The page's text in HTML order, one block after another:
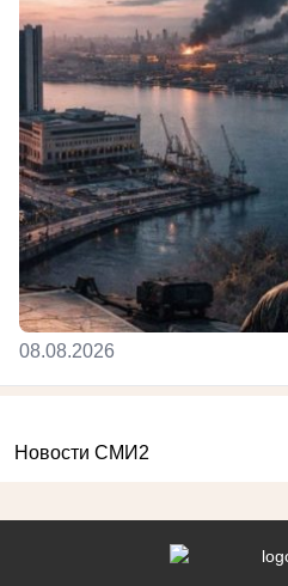
08.08.2026
Новости СМИ2